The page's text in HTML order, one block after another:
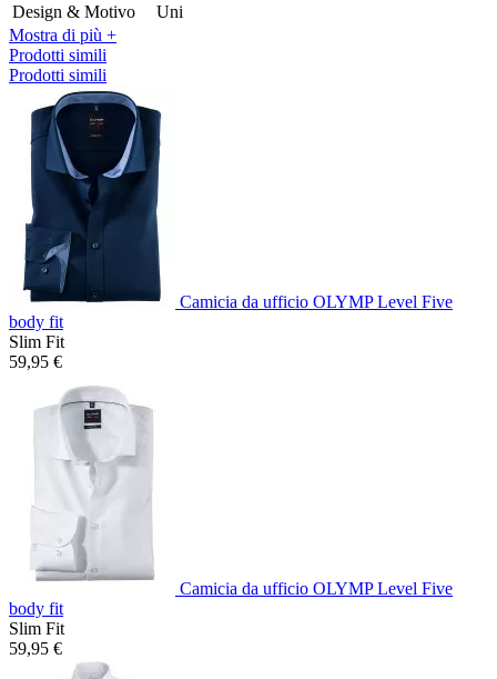
Design & Motivo
Uni
Mostra di più +
Prodotti simili
Prodotti simili
Camicia da ufficio OLYMP Level Five
body fit
Slim Fit
59,95 €
Camicia da ufficio OLYMP Level Five
body fit
Slim Fit
59,95 €